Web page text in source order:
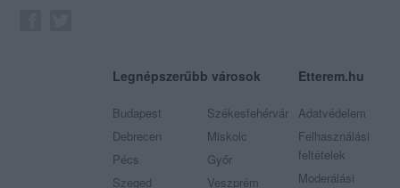
Legnépszerűbb városok
Budapest
Debrecen
Pécs
Szeged
Székesfehérvár
Miskolc
Győr
Veszprém
Etterem.hu
Adatvédelem
Felhasználási
feltételek
Moderálási